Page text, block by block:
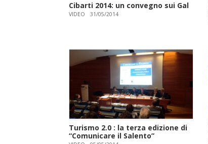
Cibarti 2014: un convegno sui Gal
VIDEO 31/05/2014
Turismo 2.0 : la terza edizione di
“Comunicare il Salento”